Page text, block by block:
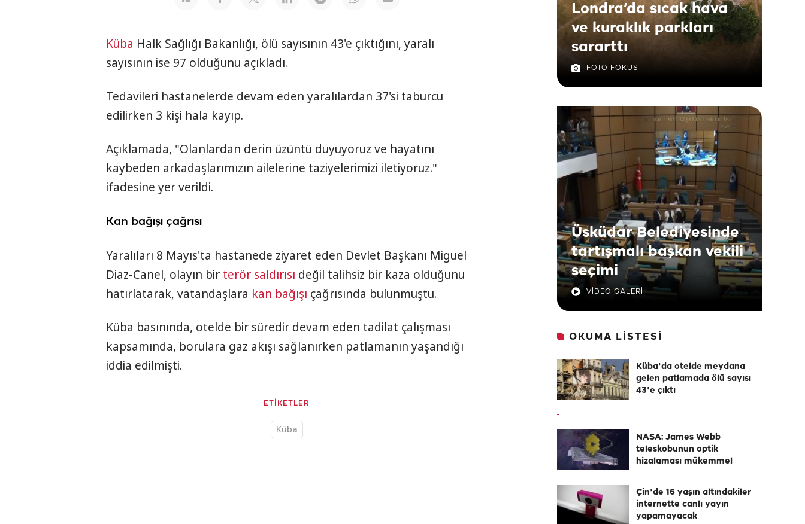
Küba Halk Sağlığı Bakanlığı, ölü sayısının 43'e çıktığını, yaralı
sayısının ise 97 olduğunu açıkladı.
Tedavileri hastanelerde devam eden yaralılardan 37'si taburcu
edilirken 3 kişi hala kayıp.
Açıklamada, "Olanlardan derin üzüntü duyuyoruz ve hayatını
kaybeden arkadaşlarımızın ailelerine taziyelerimizi iletiyoruz."
ifadesine yer verildi.
Kan bağışı çağrısı
Yaralıları 8 Mayıs'ta hastanede ziyaret eden Devlet Başkanı Miguel
Diaz-Canel, olayın bir terör saldırısı değil talihsiz bir kaza olduğunu
hatırlatarak, vatandaşlara kan bağışı çağrısında bulunmuştu.
Küba basınında, otelde bir süredir devam eden tadilat çalışması
kapsamında, borulara gaz akışı sağlanırken patlamanın yaşandığı
iddia edilmişti.
ETİKETLER
Küba
Londra’da sıcak hava
ve kuraklık parkları
sararttı
FOTO FOKUS
Üsküdar Belediyesinde
tartışmalı başkan vekili
seçimi
VİDEO GALERİ
OKUMA LİSTESİ
Küba'da otelde meydana
gelen patlamada ölü sayısı
43'e çıktı
NASA: James Webb
teleskobunun optik
hizalaması mükemmel
Çin'de 16 yaşın altındakiler
internette canlı yayın
yapamayacak